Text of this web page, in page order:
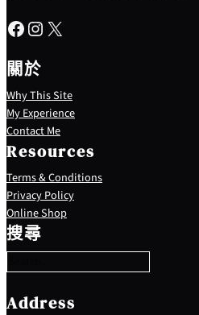
Facebook Instagram X
關於
Why This Site
My Experience
Contact Me
Resources
Terms & Conditions
Privacy Policy
Online Shop
搜尋
S
e
a
c
h
Address